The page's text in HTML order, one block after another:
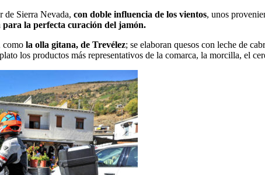
de Sierra Nevada, con doble influencia de los vientos, unos
para la perfecta curación del jamón.
como la olla gitana, de Trevélez; se elaboran quesos con leche de
los productos más representativos de la comarca, la morcilla, el